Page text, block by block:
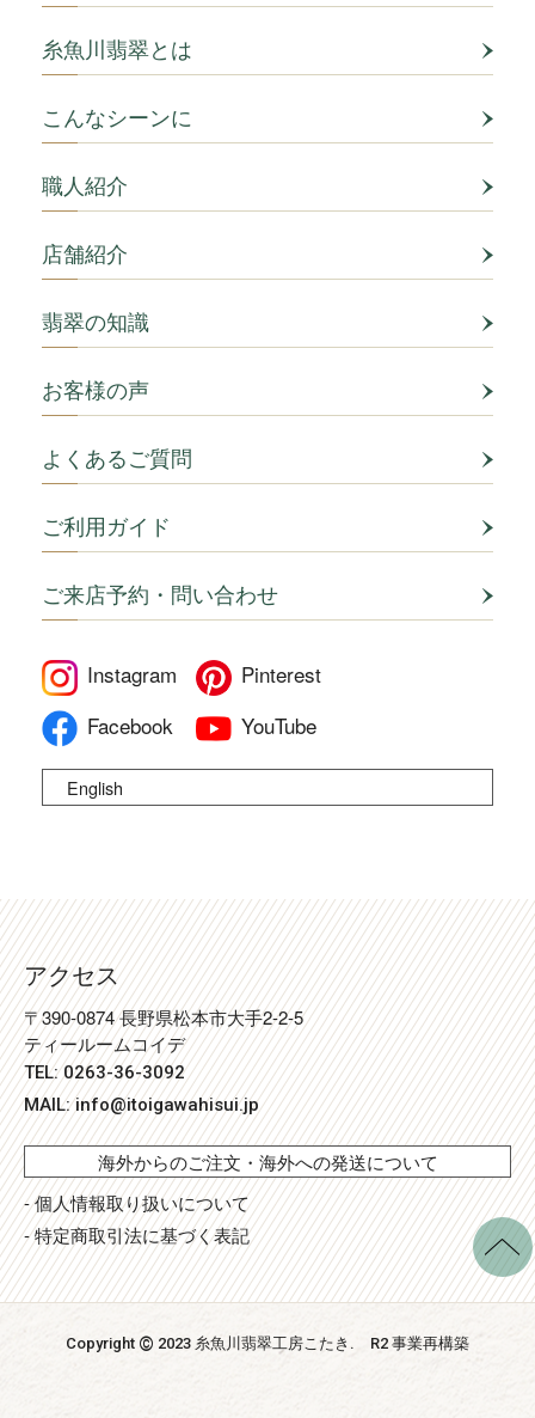
糸魚川翡翠とは
こんなシーンに
職人紹介
店舗紹介
翡翠の知識
お客様の声
よくあるご質問
ご利用ガイド
ご来店予約・問い合わせ
Instagram
Pinterest
Facebook
YouTube
English
アクセス
〒390-0874 長野県松本市大手2-2-5
ティールームコイデ
TEL: 0263-36-3092
MAIL:info@itoigawahisui.jp
海外からのご注文・海外への発送について
- 個人情報取り扱いについて
- 特定商取引法に基づく表記
Copyright © 2023 糸魚川翡翠工房こたき . R2 事業再構築